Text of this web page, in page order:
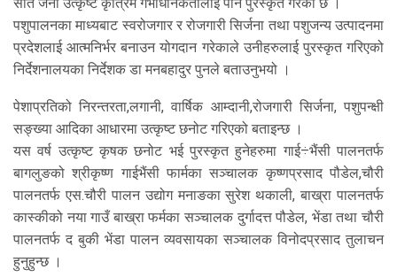
पशुपालनका माध्यबाट स्वरोजगार र रोजगारी सिर्जना तथा पशुजन्य उत्पादनमा
प्रदेशलाई आत्मनिर्भर बनाउन योगदान गरेकाले उनीहरुलाई पुरस्कृत गरिएको
निर्देशनालयका निर्देशक डा मनबहादुर पुनले बताउनुभयो ।
पेशाप्रतिको निरन्तरता,लगानी, वार्षिक आम्दानी,रोजगारी सिर्जना, पशुपन्क्षी
सङ्ख्या आदिका आधारमा उत्कृष्ट छनोट गरिएको बताइन्छ ।
यस वर्ष उत्कृष्ट कृषक छनोट भई पुरस्कृत हुनेहरुमा गाई÷भैंसी पालनतर्फ
बागलुङको श्रीकृष्ण गाईभैंसी फार्मका सञ्चालक कृष्णप्रसाद पौडेल,चौरी
पालनतर्फ एस.चौरी पालन उद्योग मनाङका सुरेश थकाली, बाख्रा पालनतर्फ
कास्कीको नया गाउँ बाख्रा फर्मका सञ्चालक दुर्गादत्त पौडेल, भेंडा तथा चौरी
पालनतर्फ द बुकी भेंडा पालन व्यवसायका सञ्चालक विनोदप्रसाद तुलाचन
हुनुहुन्छ ।